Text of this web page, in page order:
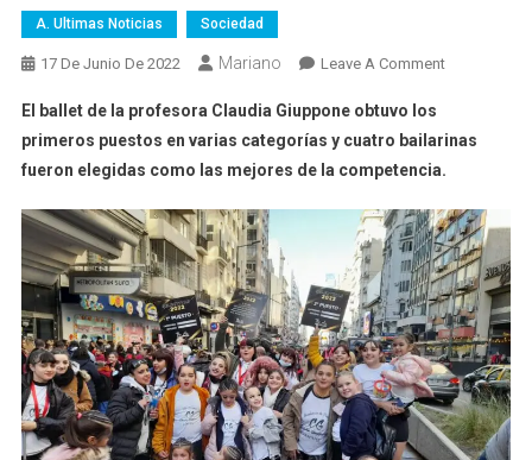
A. Ultimas Noticias Sociedad
17 De Junio De 2022 Mariano Leave A CommentOn
Actuación
De
Alumnas
Del
Taller
Municipal
De
Danzas
En
Importante
El ballet de la profesora Claudia Giuppone obtuvo los
primeros puestos en varias categorías y cuatro bailarinas
fueron elegidas como las mejores de la competencia.